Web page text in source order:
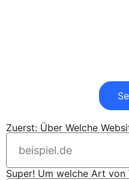
Zuerst: Über Welche
Super! Um welche Art